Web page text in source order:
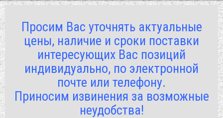
Просим Вас уточнять актуальные
цены, наличие и сроки поставки
интересующих Вас позиций
индивидуально, по электронной
почте или телефону.
Приносим извинения за возможные
неудобства!